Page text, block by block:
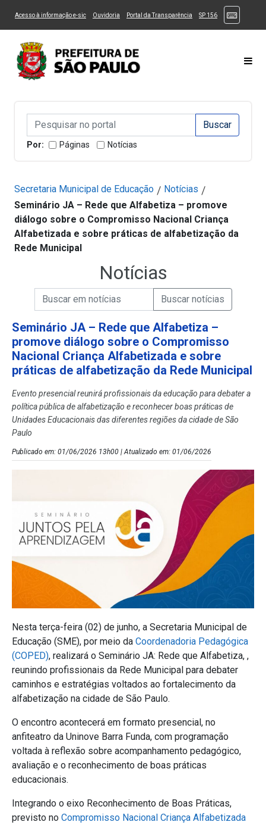
Ir ao Conteúdo Ir para menu principal Ir para busca 3
Alternar Alto Contraste
Acesso à informação e-sic(Link para um novo sítio)
Ouvidoria (Link para um novo sítio)
Portal da Transparência (Link para um novo sítio)
SP 156(Link para um
Campo de Busca de informações
Campo de Busca de informações Enviar a Busca
Por: Páginas Notícias
Secretaria Municipal de Educação / Notícias /
Seminário JA – Rede que Alfabetiza – promove
diálogo sobre o Compromisso Nacional Criança
Alfabetizada e sobre práticas de alfabetização da
Rede Municipal
Notícias
Campo de Busca de Notícias
Campo de Busca de informaçõesEnviar a Busca de Notícias
Seminário JA – Rede que Alfabetiza –
promove diálogo sobre o Compromisso
Nacional Criança Alfabetizada e sobre
práticas de alfabetização da Rede Municipal
Evento presencial reunirá profissionais da educação para debater a
política pública de alfabetização e reconhecer boas práticas de
Unidades Educacionais das diferentes regiões da cidade de São
Paulo
Publicado em: 01/06/2026 13h00 | Atualizado em: 01/06/2026
Nesta terça-feira (02) de junho, a Secretaria Municipal de
Educação (SME), por meio da Coordenadoria Pedagógica
(COPED), realizará o Seminário JA: Rede que Alfabetiza, ,
reunindo profissionais da Rede Municipal para debater
caminhos e estratégias voltados ao fortalecimento da
alfabetização na cidade de São Paulo.
O encontro acontecerá em formato presencial, no
anfiteatro da Uninove Barra Funda, com programação
voltada à reflexão sobre acompanhamento pedagógico,
avaliação e o reconhecimento de boas práticas
educacionais.
Integrando o eixo Reconhecimento de Boas Práticas,
previsto no Compromisso Nacional Criança Alfabetizada